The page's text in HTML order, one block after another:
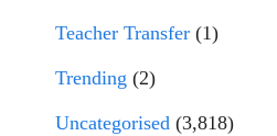
Teacher Transfer (1)
Trending (2)
Uncategorised (3,818)